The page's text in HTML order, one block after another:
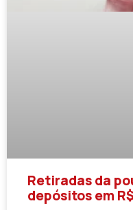
Retiradas da
depósitos em